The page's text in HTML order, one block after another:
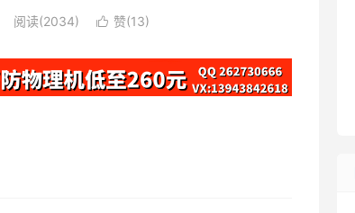
阅读(2034)  赞(13)